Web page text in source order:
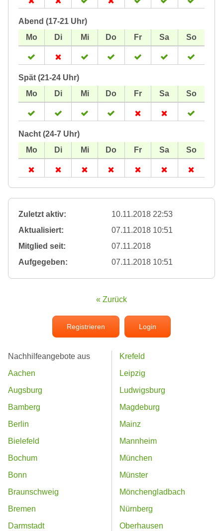
Abend (17-21 Uhr)
Spät (21-24 Uhr)
Nacht (24-7 Uhr)
Zuletzt aktiv:
10.11.2018 22:53
Aktualisiert:
07.11.2018 10:51
Mitglied seit:
07.11.2018
Aufgegeben:
07.11.2018 10:51
« Zurück
Registrieren Login
Nachhilfeangebote aus
Aachen
Augsburg
Bamberg
Berlin
Bielefeld
Bochum
Bonn
Braunschweig
Bremen
Darmstadt
Krefeld
Leipzig
Ludwigsburg
Magdeburg
Mainz
Mannheim
München
Münster
Mönchengladbach
Nürnberg
Oberhausen